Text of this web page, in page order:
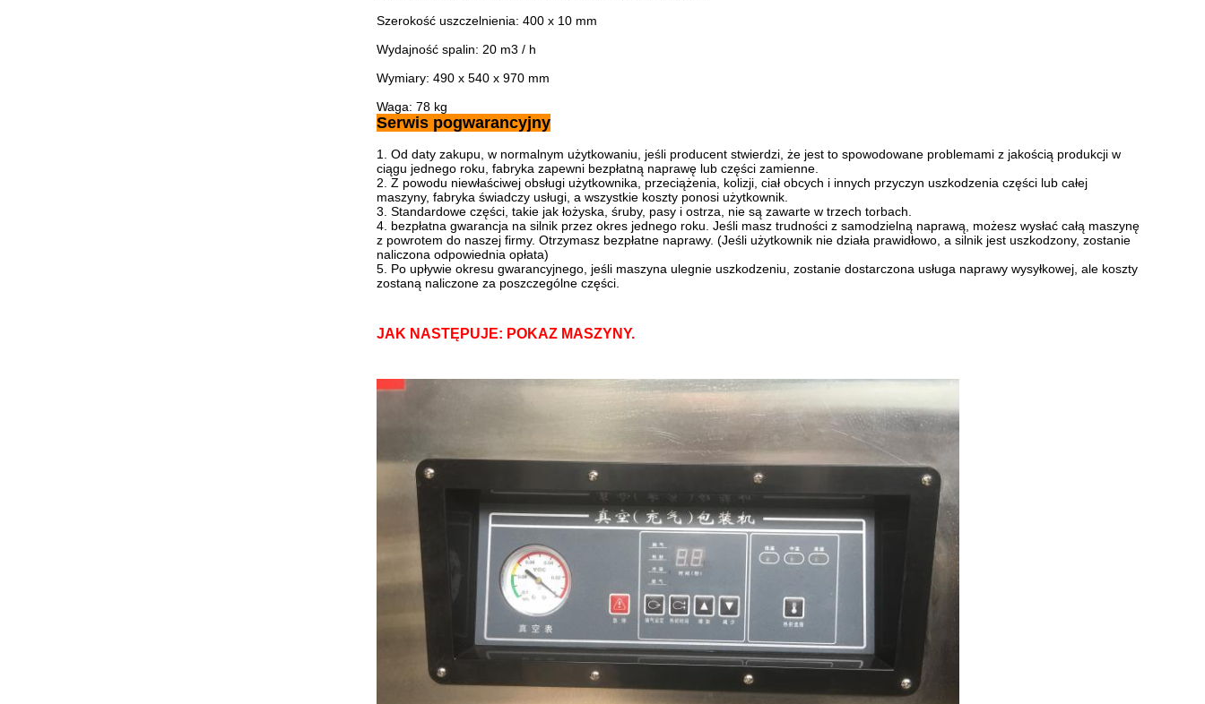
Szerokość uszczelnienia: 400 x 10 mm
Wydajność spalin: 20 m3 / h
Wymiary: 490 x 540 x 970 mm
Waga: 78 kg
Serwis pogwarancyjny
1. Od daty zakupu, w normalnym użytkowaniu, jeśli producent stwierdzi, że jest to spowodowane problemami z jakością produkcji w
ciągu jednego roku, fabryka zapewni bezpłatną naprawę lub części zamienne.
2. Z powodu niewłaściwej obsługi użytkownika, przeciążenia, kolizji, ciał obcych i innych przyczyn uszkodzenia części lub całej
maszyny, fabryka świadczy usługi, a wszystkie koszty ponosi użytkownik.
3. Standardowe części, takie jak łożyska, śruby, pasy i ostrza, nie są zawarte w trzech torbach.
4. bezpłatna gwarancja na silnik przez okres jednego roku. Jeśli masz trudności z samodzielną naprawą, możesz wysłać całą maszynę
z powrotem do naszej firmy. Otrzymasz bezpłatne naprawy. (Jeśli użytkownik nie działa prawidłowo, a silnik jest uszkodzony, zostanie
naliczona odpowiednia opłata)
5. Po upływie okresu gwarancyjnego, jeśli maszyna ulegnie uszkodzeniu, zostanie dostarczona usługa naprawy wysyłkowej, ale koszty
zostaną naliczone za poszczególne części.
JAK NASTĘPUJE: POKAZ MASZYNY.